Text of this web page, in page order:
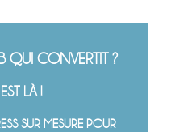
QUI CONVERTIT ?
LÀ !
SUR MESURE POUR